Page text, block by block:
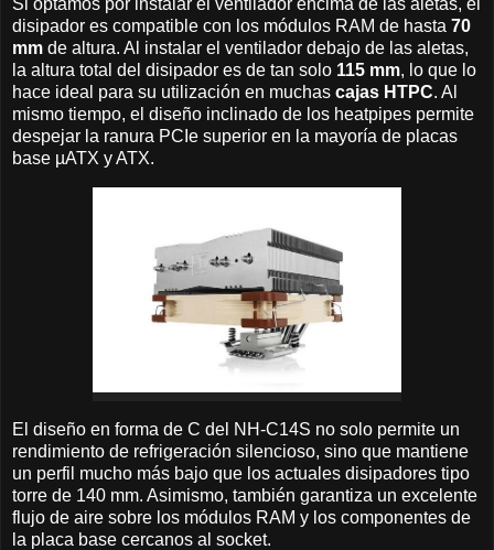
Si optamos por instalar el ventilador encima de las aletas, el
disipador es compatible con los módulos RAM de hasta 70
mm de altura. Al instalar el ventilador debajo de las aletas,
la altura total del disipador es de tan solo 115 mm, lo que lo
hace ideal para su utilización en muchas cajas HTPC. Al
mismo tiempo, el diseño inclinado de los heatpipes permite
despejar la ranura PCIe superior en la mayoría de placas
base µATX y ATX.
El diseño en forma de C del NH-C14S no solo permite un
rendimiento de refrigeración silencioso, sino que mantiene
un perfil mucho más bajo que los actuales disipadores tipo
torre de 140 mm. Asimismo, también garantiza un excelente
flujo de aire sobre los módulos RAM y los componentes de
la placa base cercanos al socket.